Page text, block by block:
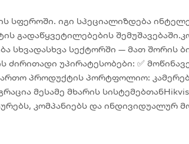
სფეროში. იგი სპეციალიზდება
სექტორში — მათ შორის
ძირითადი უპირატესობები: ✅
პროდუქტის პორტფოლიო:
მესამე მხარის
კომპანიებს და ინდივიდუალურ